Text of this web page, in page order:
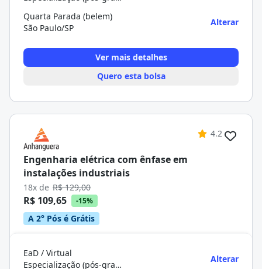
Quarta Parada (belem)
São Paulo/SP
Alterar
Ver mais detalhes
Quero esta bolsa
4.2
Engenharia elétrica com ênfase em
instalações industriais
18x de R$ 129,00
R$ 109,65 -15%
A 2° Pós é Grátis
EaD / Virtual
Especialização (pós-graduação)
Alterar